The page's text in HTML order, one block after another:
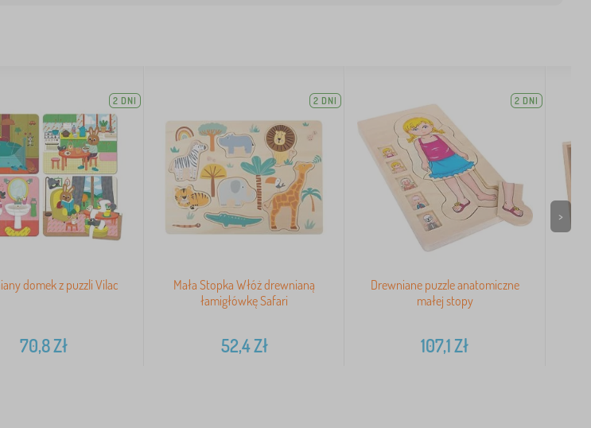
2 DNI
domek z puzzli Vilac
70,8Zł
2 DNI
Mała Stopka Włóż drewnianą
łamigłówkę Safari
52,4Zł
2 DNI
Drewniane puzzle anatomiczne
małej stopy
107,1Zł
>